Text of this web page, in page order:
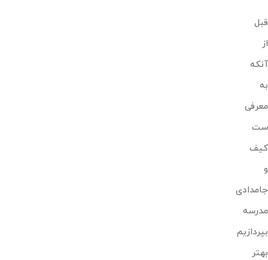
قبل
از
آنکه
به
معرفی
ست
کیف
و
جامدادی
مدرسه
بپردازیم
بهتر